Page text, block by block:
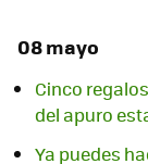
08 mayo
Cinco
del apuro
Ya puedes